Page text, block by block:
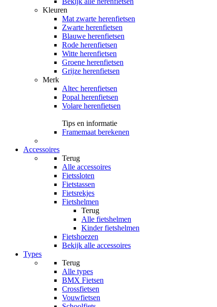
Kleuren
Mat zwarte herenfietsen
Zwarte herenfietsen
Blauwe herenfietsen
Rode herenfietsen
Witte herenfietsen
Groene herenfietsen
Grijze herenfietsen
Merk
Altec herenfietsen
Popal herenfietsen
Volare herenfietsen
Tips en informatie
Framemaat berekenen
Accessoires
Terug
Alle accessoires
Fietssloten
Fietstassen
Fietsrekjes
Fietshelmen
Terug
Alle fietshelmen
Kinder fietshelmen
Fietshoezen
Bekijk alle accessoires
Types
Terug
Alle types
BMX Fietsen
Crossfietsen
Vouwfietsen